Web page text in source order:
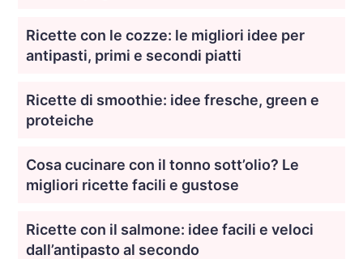
Ricette con le cozze: le migliori idee per
antipasti, primi e secondi piatti
Ricette di smoothie: idee fresche, green e
proteiche
Cosa cucinare con il tonno sott’olio? Le
migliori ricette facili e gustose
Ricette con il salmone: idee facili e veloci
dall’antipasto al secondo